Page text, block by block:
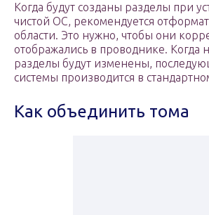
Когда будут созданы разделы при
чистой ОС, рекомендуется
области. Это нужно, чтобы они
отображались в проводнике. Когда
разделы будут изменены,
системы производится в
Как объединить тома